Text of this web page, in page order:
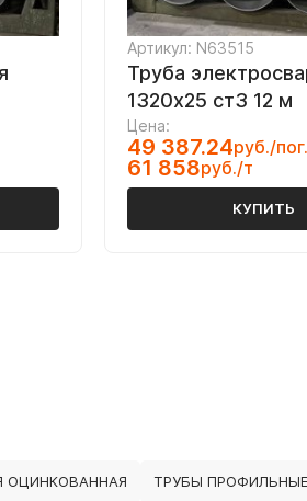
Артикул: N63515
Труба
1320х25 ст3 12 м
Цена:
49 387.24руб./
61 858руб./т
КУПИТЬ
ОЦИНКОВАННАЯ ТРУБЫ